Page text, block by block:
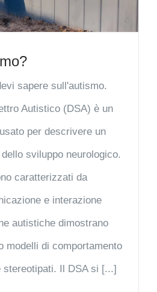
sapere sull'autismo.
Autistico (DSA) è un
per descrivere un
sviluppo neurologico.
caratterizzati da
e interazione
autistiche dimostrano
modelli di comportamento
Il DSA si [...]